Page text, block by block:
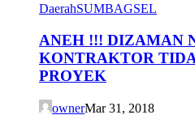
DaerahSUMBAGSEL
ANEH !!! DIZAMAN
KONTRAKTOR
PROYEK
ownerMar 31, 2018